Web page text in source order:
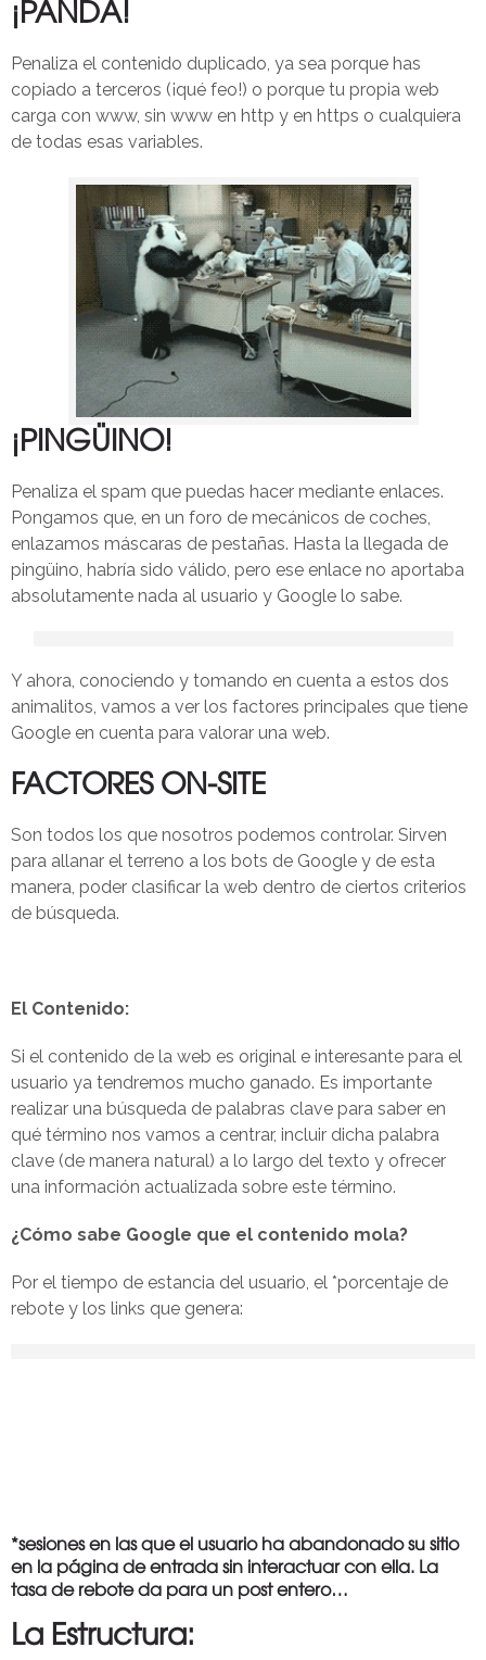
¡PANDA!
Penaliza el contenido duplicado, ya sea porque has
copiado a terceros (¡qué feo!) o porque tu propia web
carga con www, sin www en http y en https o cualquiera
de todas esas variables.
¡PINGÜINO!
Penaliza el spam que puedas hacer mediante enlaces.
Pongamos que, en un foro de mecánicos de coches,
enlazamos máscaras de pestañas. Hasta la llegada de
pingüino, habría sido válido, pero ese enlace no aportaba
absolutamente nada al usuario y Google lo sabe.
Y ahora, conociendo y tomando en cuenta a estos dos
animalitos, vamos a ver los factores principales que tiene
Google en cuenta para valorar una web.
FACTORES ON-SITE
Son todos los que nosotros podemos controlar. Sirven
para allanar el terreno a los bots de Google y de esta
manera, poder clasificar la web dentro de ciertos criterios
de búsqueda.
El Contenido:
Si el contenido de la web es original e interesante para el
usuario ya tendremos mucho ganado. Es importante
realizar una búsqueda de palabras clave para saber en
qué término nos vamos a centrar, incluir dicha palabra
clave (de manera natural) a lo largo del texto y ofrecer
una información actualizada sobre este término.
¿Cómo sabe Google que el contenido mola?
Por el tiempo de estancia del usuario, el *porcentaje de
rebote y los links que genera:
*sesiones en las que el usuario ha abandonado su sitio
en la página de entrada sin interactuar con ella. La
tasa de rebote da para un post entero…
La Estructura: